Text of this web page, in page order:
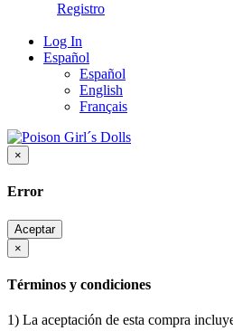
Registro
Log In
Español
Español
English
Français
×
Error
Aceptar
×
Términos y condiciones
1) La aceptación de esta compra